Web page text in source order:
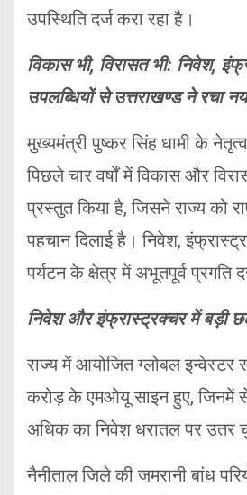
उपस्थिति दर्ज करा रहा है।
विकास भी, विरासत भी: निवेश,
उपलब्धियों से उत्तराखण्ड ने रचा
मुख्यमंत्री पुष्कर सिंह धामी के
पिछले चार वर्षों में विकास और
प्रस्तुत किया है, जिसने राज्य को
पहचान दिलाई है। निवेश,
पर्यटन के क्षेत्र में अभूतपूर्व प्रगति
निवेश और इंफ्रास्ट्रक्चर में बड़ी
राज्य में आयोजित ग्लोबल इन्वेस्टर
करोड़ के एमओयू साइन हुए, जिनमें
अधिक का निवेश धरातल पर उतर
नैनीताल जिले की जमरानी बांध